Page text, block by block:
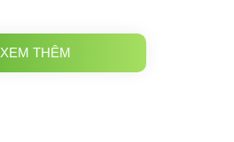
XEM THÊM